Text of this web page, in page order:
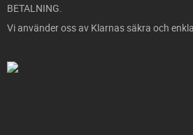
BETALNING.
Vi använder oss av Klarnas säkra och